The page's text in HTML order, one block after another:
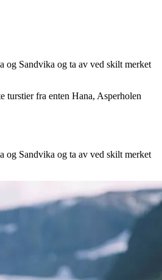
og Sandvika og ta av ved skilt merket
turstier fra enten Hana, Asperholen
og Sandvika og ta av ved skilt merket